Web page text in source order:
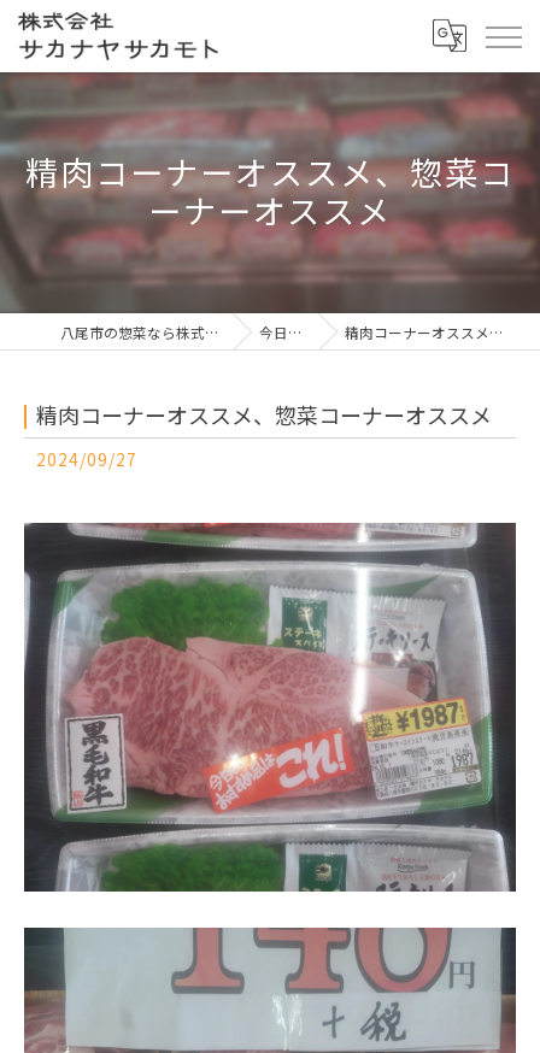
精肉コーナーオススメ、惣菜コ
ーナーオススメ
八尾市の惣菜なら株式会社サカナヤサカモト 今日の一押し 精肉コーナーオススメ、惣菜コーナーオススメ
精肉コーナーオススメ、惣菜コーナーオススメ
2024/09/27